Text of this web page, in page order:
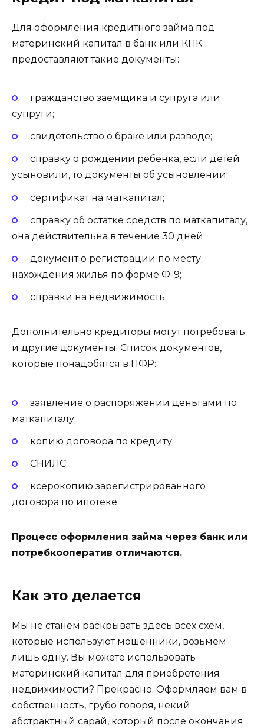
Для оформления кредитного займа под
материнский капитал в банк или КПК
предоставляют такие документы:
гражданство заемщика и супруга или
супруги;
свидетельство о браке или разводе;
справку о рождении ребенка, если детей
усыновили, то документы об усыновлении;
сертификат на маткапитал;
справку об остатке средств по маткапиталу,
она действительна в течение 30 дней;
документ о регистрации по месту
нахождения жилья по форме Ф-9;
справки на недвижимость.
Дополнительно кредиторы могут потребовать
и другие документы. Список документов,
которые понадобятся в ПФР:
заявление о распоряжении деньгами по
маткапиталу;
копию договора по кредиту;
СНИЛС;
ксерокопию зарегистрированного
договора по ипотеке.
Процесс оформления займа через банк или
потребкооператив отличаются.
Как это делается
Мы не станем раскрывать здесь всех схем,
которые используют мошенники, возьмем
лишь одну. Вы можете использовать
материнский капитал для приобретения
недвижимости? Прекрасно. Оформляем вам в
собственность, грубо говоря, некий
абстрактный сарай, который после окончания